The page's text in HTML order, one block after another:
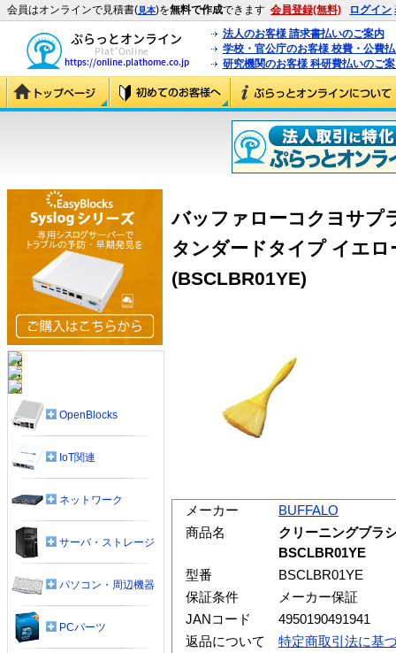
会員はオンラインで見積書(見本)を無料で作成できます 会員登録(無料) ログイン
法人のお客様 請求書払いのご案内
学校・官公庁のお客様 校費・公費
研究機関のお客様 科研費払いのご
バッファローコクヨサプ
タンダードタイプ イエロ
(BSCLBR01YE)
メーカー
BUFFALO
商品名
クリーニングブラ
BSCLBR01YE
型番
BSCLBR01YE
保証条件
メーカー保証
JANコード
4950190491941
返品について
特定商取引法に基
OpenBlocks
IoT関連
ネットワーク
サーバ・ストレージ
パソコン・周辺機器
PCパーツ